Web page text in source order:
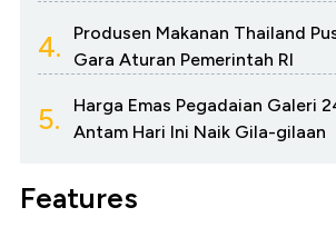
4.
Produsen Makanan Thailand
Gara Aturan Pemerintah RI
5.
Harga Emas Pegadaian Galeri
Antam Hari Ini Naik Gila-gilaan
Features